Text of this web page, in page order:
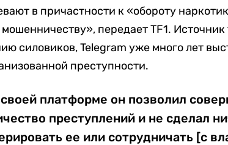
в причастности к «обороту
передает TF1.
силовиков, Telegram уже много лет
преступности.
платформе он позволил
преступлений и не сделал
ее или сотрудничать [с